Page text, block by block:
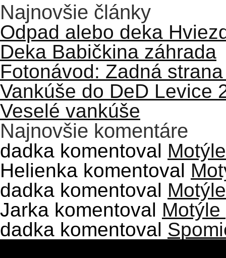
Najnovšie články
Odpad alebo deka
Deka Babičkina záhrada
Fotonávod: Zadná
Vankúše do DeD Levice
Veselé vankúše
Najnovšie komentáre
dadka komentoval
Helienka komentoval
dadka komentoval
Jarka komentoval
dadka komentoval